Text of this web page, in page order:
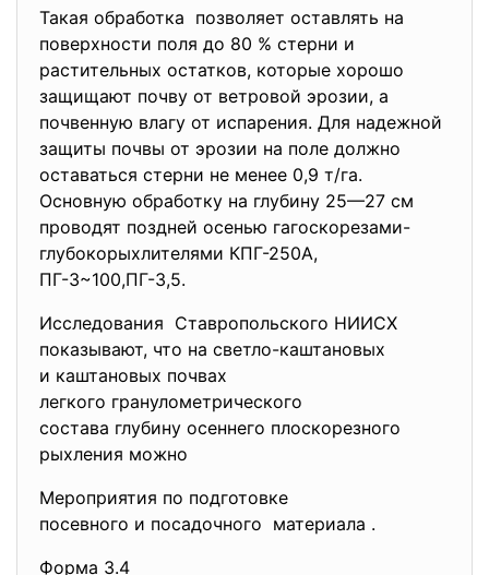
Такая обработка позволяет оставлять на
поверхности поля до 80 % стерни и
растительных остатков, которые хорошо
защищают почву от ветровой эрозии, а
почвенную влагу от испарения. Для надежной
защиты почвы от эрозии на поле должно
оставаться стерни не менее 0,9 т/га.
Основную обработку на глубину 25—27 см
проводят поздней осенью гагоскорезами-
глубокорыхлителями КПГ-250А,
ПГ-3~100,ПГ-3,5.
Исследования Ставропольского НИИСХ
показывают, что на светло-каштановых
и каштановых почвах
легкого гранулометрического
состава глубину осеннего плоскорезного
рыхления можно
Мероприятия по подготовке
посевного и посадочного материала .
Форма 3.4